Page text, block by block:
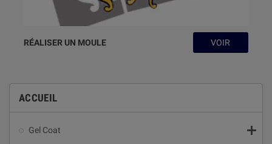
RÉALISER UN MOULE VOIR
ACCUEIL
Gel Coat 